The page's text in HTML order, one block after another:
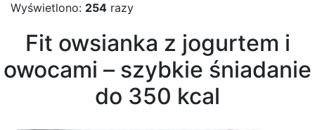
Wyświetlono: 254 razy
Fit owsianka z jogurtem i
owocami – szybkie śniadanie
do 350 kcal